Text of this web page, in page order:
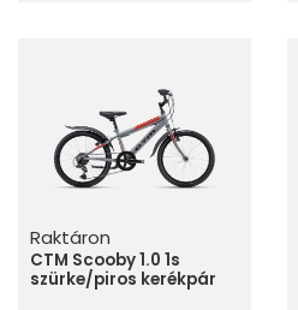
Raktáron
CTM Scooby 1.0 1s
szürke/piros kerékpár